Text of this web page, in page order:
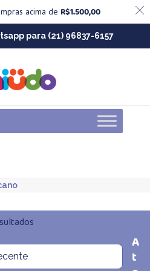
acima de R$1.500,00
para (21) 96837-6157
Classificado
por
A
t